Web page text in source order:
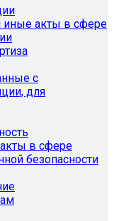
акты в сфере
с
для
в сфере
безопасности